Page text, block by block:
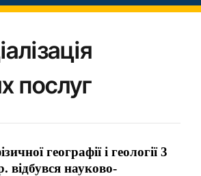
послуг
географії і геології 3
відбувся науково-